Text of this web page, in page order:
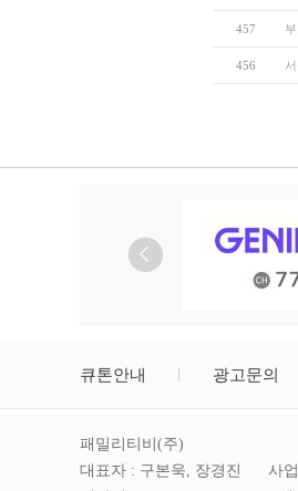
457
456
큐톤안내 광고문의
패밀리티비(주)
대표자 : 구본욱, 장경진
사